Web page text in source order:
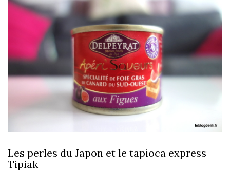
Les perles du Japon et le tapioca express
Tipiak